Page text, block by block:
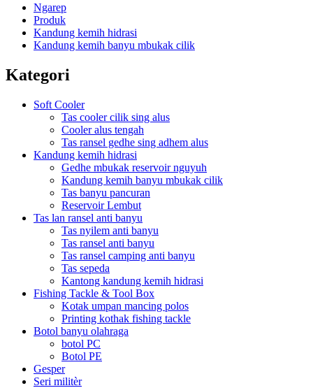
Ngarep
Produk
Kandung kemih hidrasi
Kandung kemih banyu mbukak cilik
Kategori
Soft Cooler
Tas cooler cilik sing alus
Cooler alus tengah
Tas ransel gedhe sing adhem alus
Kandung kemih hidrasi
Gedhe mbukak reservoir nguyuh
Kandung kemih banyu mbukak cilik
Tas banyu pancuran
Reservoir Lembut
Tas lan ransel anti banyu
Tas nyilem anti banyu
Tas ransel anti banyu
Tas ransel camping anti banyu
Tas sepeda
Kantong kandung kemih hidrasi
Fishing Tackle & Tool Box
Kotak umpan mancing polos
Printing kothak fishing tackle
Botol banyu olahraga
botol PC
Botol PE
Gesper
Seri militèr